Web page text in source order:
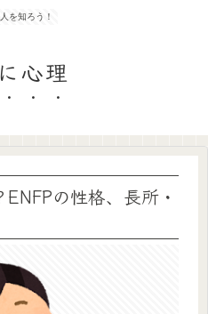
を知ろう！
心理
の性格、長所・